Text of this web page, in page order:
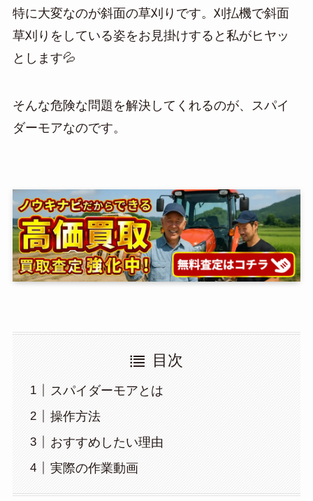
特に大変なのが斜面の草刈りです。刈払機で斜面
草刈りをしている姿をお見掛けすると私がヒヤッ
とします💦
そんな危険な問題を解決してくれるのが、スパイ
ダーモアなのです。
目次
スパイダーモアとは
操作方法
おすすめしたい理由
実際の作業動画